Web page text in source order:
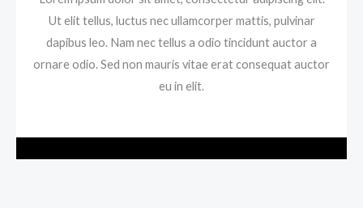
Ut elit tellus, luctus nec ullamcorper mattis, pulvinar
dapibus leo. Nam nec tellus a odio tincidunt auctor a
ornare odio. Sed non mauris vitae erat consequat auctor
eu in elit.